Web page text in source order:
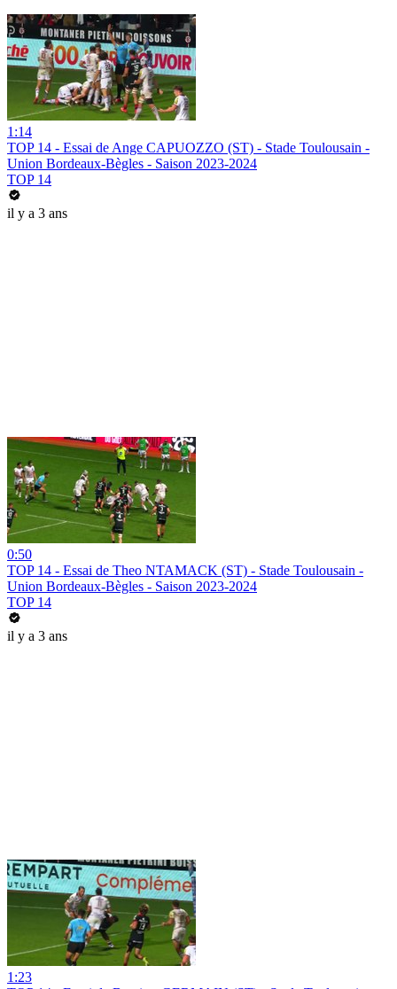
1:14
TOP 14 - Essai de Ange CAPUOZZO (ST) - Stade Toulousain -
Union Bordeaux-Bègles - Saison 2023-2024
TOP 14
il y a 3 ans
0:50
TOP 14 - Essai de Theo NTAMACK (ST) - Stade Toulousain -
Union Bordeaux-Bègles - Saison 2023-2024
TOP 14
il y a 3 ans
1:23